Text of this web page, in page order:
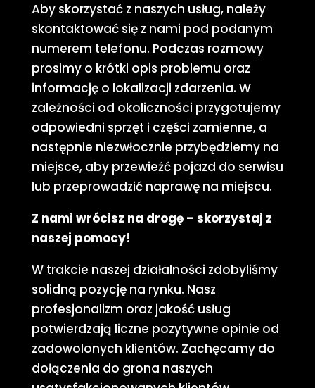
Aby skorzystać z naszych usług, należy
skontaktować się z nami pod podanym
numerem telefonu. Podczas rozmowy
prosimy o krótki opis problemu oraz
informację o lokalizacji zdarzenia. W
zależności od okoliczności przygotujemy
odpowiedni sprzęt i części zamienne, a
następnie niezwłocznie przybędziemy na
miejsce, aby przewieźć pojazd do serwisu
lub przeprowadzić naprawę na miejscu.
Z nami wrócisz na drogę – skorzystaj z
naszej pomocy!
W trakcie naszej działalności zdobyliśmy
solidną pozycję na rynku. Nasz
profesjonalizm oraz jakość usług
potwierdzają liczne pozytywne opinie od
zadowolonych klientów. Zachęcamy do
dołączenia do grona naszych